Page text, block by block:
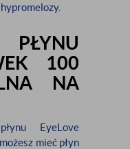
PŁYNU
100
NA
EyeLove
mieć płyn